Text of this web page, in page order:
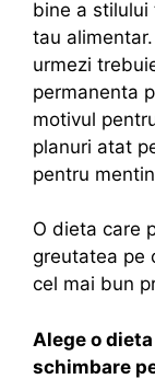
bine a stilului
tau
urmezi
permanenta
motivul
planuri atat
pentru
O dieta care
greutatea pe
cel mai bun
Alege o
schimbare